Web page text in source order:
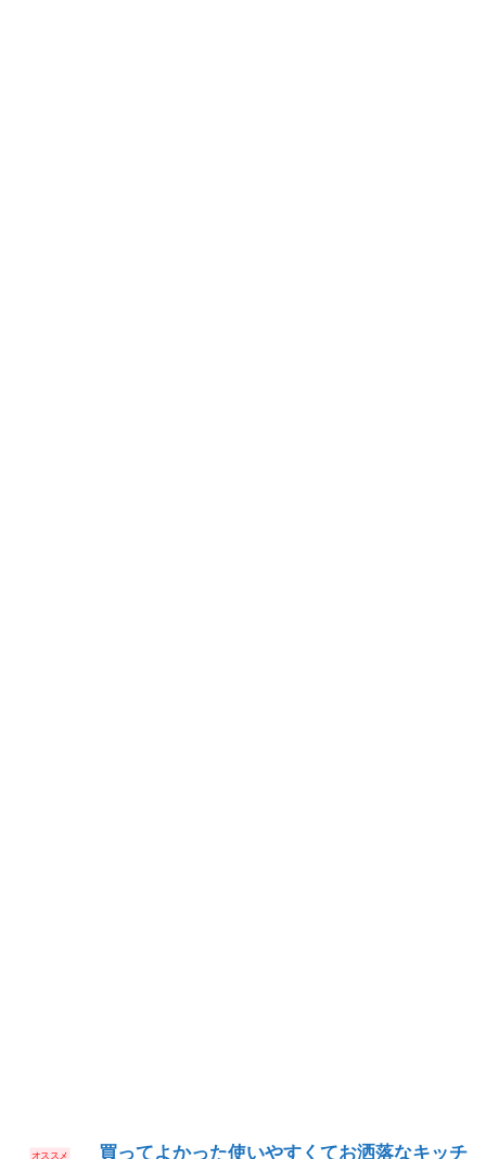
買ってよかった使いやすくてお洒落なキッチ